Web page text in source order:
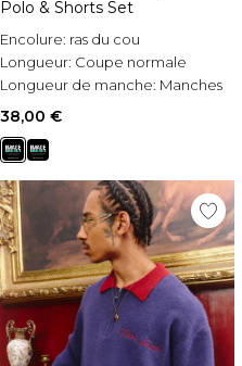
Polo & Shorts Set
Encolure: ras du cou
Longueur: Coupe normale
Longueur de manche: Manches
courtes
38,00 €